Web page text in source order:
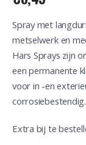
Spray met
metselwerk en
Hars Sprays zijn
een permanente
voor in -en
corrosiebestendig.
Extra bij te